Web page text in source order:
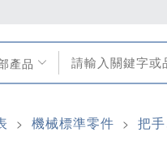
產品
> 機械標準零件 > 把